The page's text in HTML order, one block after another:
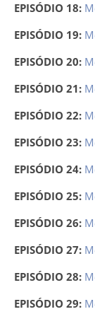
EPISÓDIO 18:
EPISÓDIO 19:
EPISÓDIO 20:
EPISÓDIO 21:
EPISÓDIO 22:
EPISÓDIO 23:
EPISÓDIO 24:
EPISÓDIO 25:
EPISÓDIO 26:
EPISÓDIO 27:
EPISÓDIO 28:
EPISÓDIO 29: